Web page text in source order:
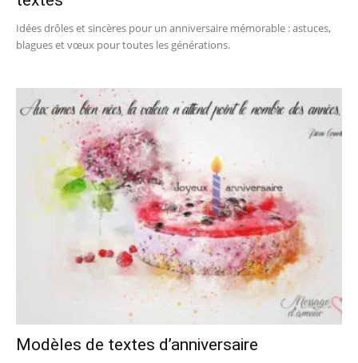
Idées drôles et sincères pour un anniversaire mémorable : astuces,
blagues et vœux pour toutes les générations.
Modèles de textes d’anniversaire